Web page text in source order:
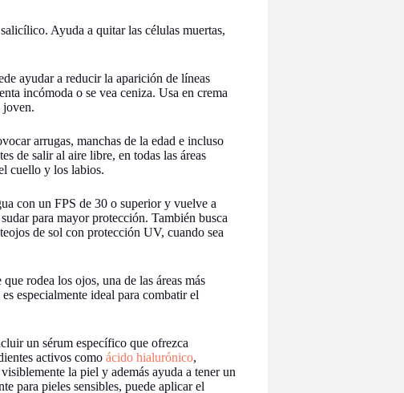
Ayuda a quitar las células muertas,
ayudar a reducir la aparición de líneas
incómoda o se vea ceniza. Usa en crema
joven.
arrugas, manchas de la edad e incluso
de salir al aire libre, en todas las áreas
cuello y los labios.
con un FPS de 30 o superior y vuelve a
para mayor protección. También busca
de sol con protección UV, cuando sea
rodea los ojos, una de las áreas más
especialmente ideal para combatir el
un sérum específico que ofrezca
activos como ácido hialurónico,
la piel y además ayuda a tener un
para pieles sensibles, puede aplicar el